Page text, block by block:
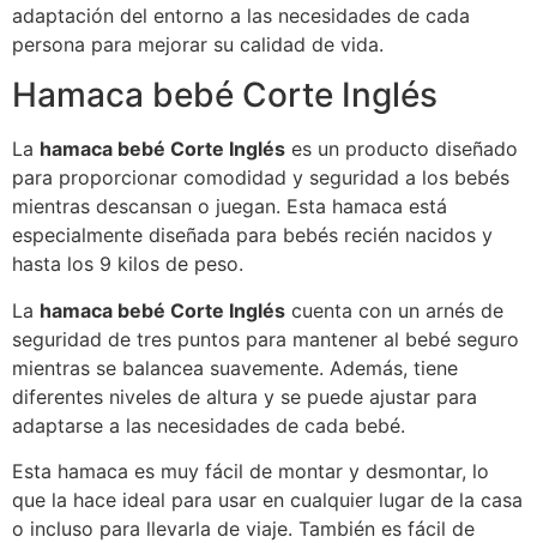
adaptación del entorno a las necesidades de cada
persona para mejorar su calidad de vida.
Hamaca bebé Corte Inglés
La hamaca bebé Corte Inglés es un producto diseñado
para proporcionar comodidad y seguridad a los bebés
mientras descansan o juegan. Esta hamaca está
especialmente diseñada para bebés recién nacidos y
hasta los 9 kilos de peso.
La hamaca bebé Corte Inglés cuenta con un arnés de
seguridad de tres puntos para mantener al bebé seguro
mientras se balancea suavemente. Además, tiene
diferentes niveles de altura y se puede ajustar para
adaptarse a las necesidades de cada bebé.
Esta hamaca es muy fácil de montar y desmontar, lo
que la hace ideal para usar en cualquier lugar de la casa
o incluso para llevarla de viaje. También es fácil de